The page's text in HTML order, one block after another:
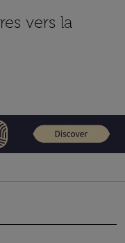
vers la